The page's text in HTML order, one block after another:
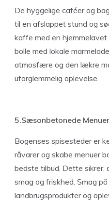
De hyggelige caféer og
til en afslappet stund og
kaffe med en
bolle med lokale
atmosfære og den lækre
uforglemmelig oplevelse.
5.Sæsonbetonede
Bogenses spisesteder er
råvarer og skabe menuer
bedste tilbud. Dette sikrer,
smag og friskhed. Smag
landbrugsprodukter og